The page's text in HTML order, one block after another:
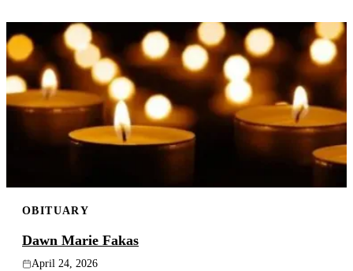
OBITUARY
Dawn Marie Fakas
April 24, 2026